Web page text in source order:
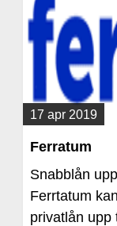
17 apr 2019
Ferratum
Snabblån
Ferrtatum
privatlån upp